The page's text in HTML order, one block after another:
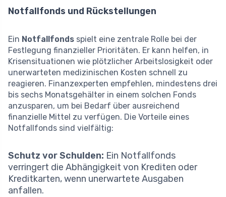
Notfallfonds und Rückstellungen
Ein Notfallfonds spielt eine zentrale Rolle bei der
Festlegung finanzieller Prioritäten. Er kann helfen, in
Krisensituationen wie plötzlicher Arbeitslosigkeit oder
unerwarteten medizinischen Kosten schnell zu
reagieren. Finanzexperten empfehlen, mindestens drei
bis sechs Monatsgehälter in einem solchen Fonds
anzusparen, um bei Bedarf über ausreichend
finanzielle Mittel zu verfügen. Die Vorteile eines
Notfallfonds sind vielfältig:
Schutz vor Schulden: Ein Notfallfonds
verringert die Abhängigkeit von Krediten oder
Kreditkarten, wenn unerwartete Ausgaben
anfallen.